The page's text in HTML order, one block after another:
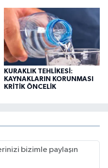
KURAKLIK TEHLİKESİ:
KAYNAKLARIN KORUNMASI
KRİTİK ÖNCELİK